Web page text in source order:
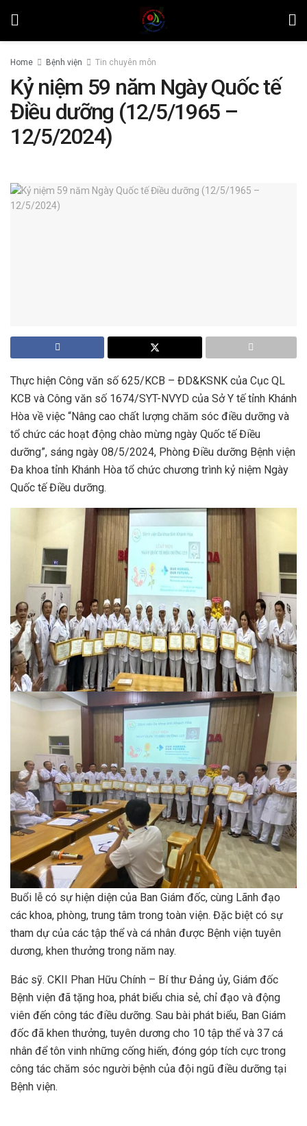
Home Bệnh viện Tin chuyên môn
Kỷ niệm 59 năm Ngày Quốc tế
Điều dưỡng (12/5/1965 –
12/5/2024)
Thực hiện Công văn số 625/KCB – ĐD&KSNK của Cục QL
KCB và Công văn số 1674/SYT-NVYD của Sở Y tế tỉnh Khánh
Hòa về việc “Nâng cao chất lượng chăm sóc điều dưỡng và
tổ chức các hoạt động chào mừng ngày Quốc tế Điều
dưỡng”, sáng ngày 08/5/2024, Phòng Điều dưỡng Bệnh viện
Đa khoa tỉnh Khánh Hòa tổ chức chương trình kỷ niệm Ngày
Quốc tế Điều dưỡng.
Buổi lễ có sự hiện diện của Ban Giám đốc, cùng Lãnh đạo
các khoa, phòng, trung tâm trong toàn viện. Đặc biệt có sự
tham dự của các tập thể và cá nhân được Bệnh viện tuyên
dương, khen thưởng trong năm nay.
Bác sỹ. CKII Phan Hữu Chính – Bí thư Đảng ủy, Giám đốc
Bệnh viện đã tặng hoa, phát biểu chia sẻ, chỉ đạo và động
viên đến công tác điều dưỡng. Sau bài phát biểu, Ban Giám
đốc đã khen thưởng, tuyên dương cho 10 tập thể và 37 cá
nhân để tôn vinh những cống hiến, đóng góp tích cực trong
công tác chăm sóc người bệnh của đội ngũ điều dưỡng tại
Bệnh viện.